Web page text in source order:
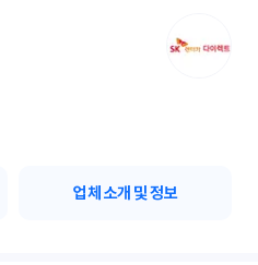
업체 소개 및 정보